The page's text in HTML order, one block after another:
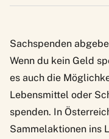
Sachspenden
Wenn du kein Geld
es auch die
Lebensmittel oder
spenden. In
Sammelaktionen ins